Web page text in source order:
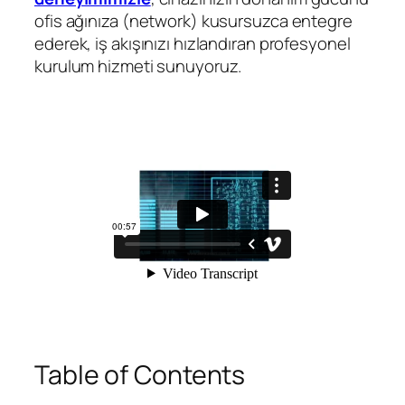
ofis ağınıza (network) kusursuzca entegre
ederek, iş akışınızı hızlandıran profesyonel
kurulum hizmeti sunuyoruz.
Table of Contents